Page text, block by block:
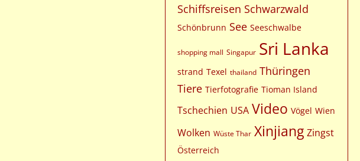
Schiffsreisen Schwarzwald
Schönbrunn See Seeschwalbe
shopping mall Singapur Sri Lanka
strand Texel thailand Thüringen
Tiere Tierfotografie Tioman Island
Tschechien USA Video Vögel Wien
Wolken Wüste Thar Xinjiang Zingst
Österreich